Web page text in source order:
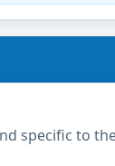
specific to